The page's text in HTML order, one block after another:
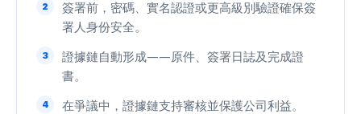
2
簽署前，密碼、實名認證或更高級別驗證確保簽
署人身份安全。
3
證據鏈自動形成——原件、簽署日誌及完成證
書。
4 在爭議中，證據鏈支持審核並保護公司利益。